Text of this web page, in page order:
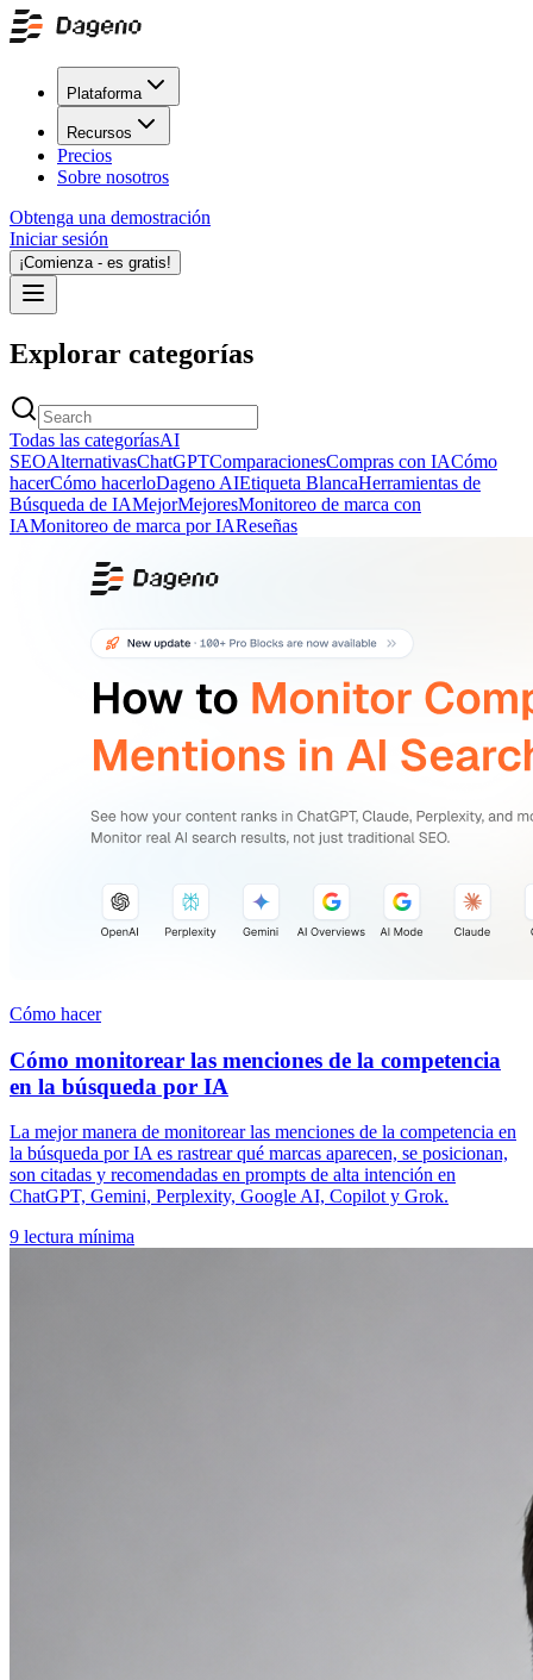
Plataforma
Recursos
Precios
Sobre nosotros
Obtenga una demostración
Iniciar sesión
¡Comienza - es gratis!
Explorar categorías
Todas las categoríasAI
SEOAlternativasChatGPTComparacionesCompras con IACómo
hacerCómo hacerloDageno AIEtiqueta BlancaHerramientas de
Búsqueda de IAMejorMejoresMonitoreo de marca con
IAMonitoreo de marca por IAReseñas
Cómo hacer
Cómo monitorear las menciones de la competencia
en la búsqueda por IA
La mejor manera de monitorear las menciones de la competencia en
la búsqueda por IA es rastrear qué marcas aparecen, se posicionan,
son citadas y recomendadas en prompts de alta intención en
ChatGPT, Gemini, Perplexity, Google AI, Copilot y Grok.
9 lectura mínima